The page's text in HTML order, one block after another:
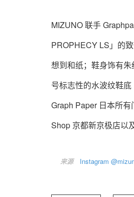
MIZUNO 联手
PROPHECY LS」的
想到和纸；鞋身饰有
号标志性的水波纹鞋
Graph Paper 日本所
Shop 京都新京极店以
来源 Instagram